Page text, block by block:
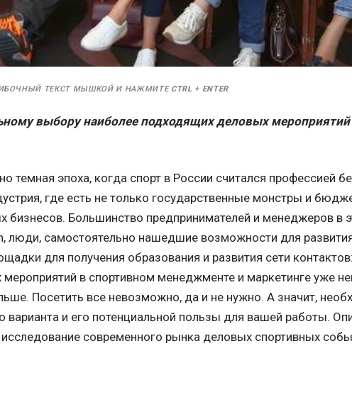
ТЕКСТ МЫШКОЙ И НАЖМИТЕ CTRL + ENTER
выбору наиболее подходящих деловых
темная эпоха, когда спорт в России считался профессией
где есть не только государственные монстры и
бизнесов. Большинство предпринимателей и менеджеров в
люди, самостоятельно нашедшие возможности для
для получения образования и развития сети
в спортивном менеджменте и маркетинге уже
Посетить все невозможно, да и не нужно. А значит,
варианта и его потенциальной пользы для вашей работы.
современного рынка деловых спортивных